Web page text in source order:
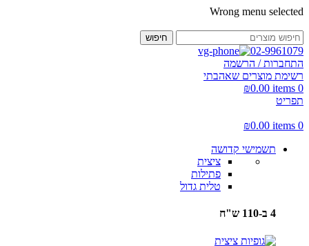
Wrong menu selected
חיפוש
02-9961079
התחברות / הרשמה
רשימת מוצרים שאהבתי
0
items
₪0.00
תפריט
0
items
₪0.00
תשמישי קדושה
ציצית
פתילות
טלית גדול
4 ב-110 ש"ח